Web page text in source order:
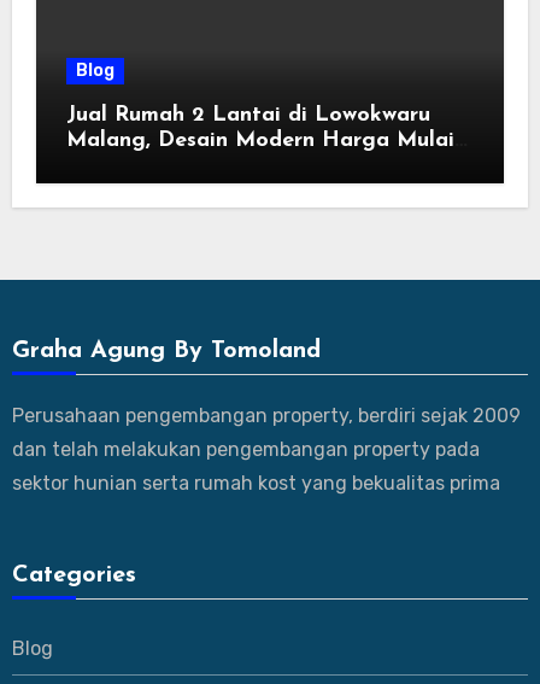
Blog
Jual Rumah 2 Lantai di Lowokwaru
Malang, Desain Modern Harga Mulai
Graha Agung By Tomoland
Perusahaan pengembangan property, berdiri sejak 2009
dan telah melakukan pengembangan property pada
sektor hunian serta rumah kost yang bekualitas prima
Categories
Blog